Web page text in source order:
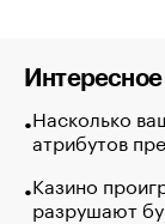
Насколько
атрибутов
Казино
разрушают